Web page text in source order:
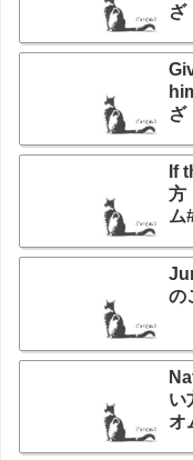
ざ
ざ
If
方
ム
の
い
オ